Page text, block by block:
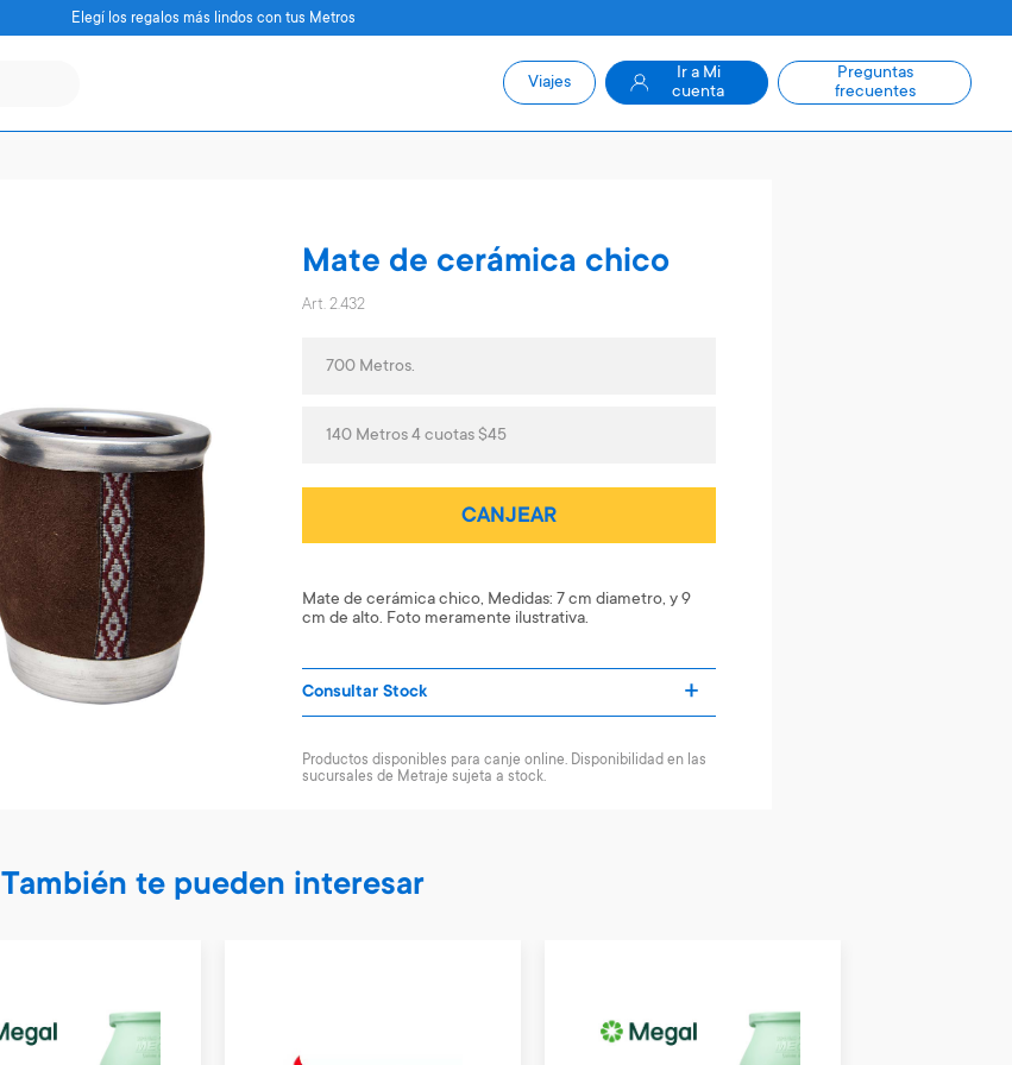
Mate de cerámica chico
Art. 2.432
700 Metros.
140 Metros 4 cuotas $45
CANJEAR
Mate de cerámica chico, Medidas: 7 cm diametro, y 9
cm de alto. Foto meramente ilustrativa.
Consultar Stock
Productos disponibles para canje online. Disponibilidad en las
sucursales de Metraje sujeta a stock.
También te pueden interesar
Elegí los regalos más lindos con tus Metros
Viajes
Ir a Mi
cuenta
Preguntas
frecuentes